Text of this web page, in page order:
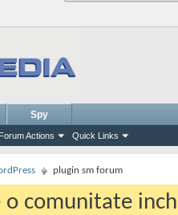
Forum Actions Quick Links
Spy
plugin sm forum
o comunitate